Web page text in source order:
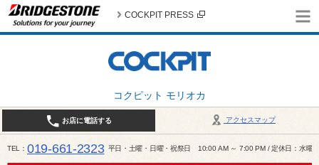
コクピット モリオカ
COCKPIT PRESS
アクセスマップ
お店に電話する
TEL 019-661-2323 平日・土曜・日曜・祝祭日 10:00 AM ～ 7:00 PM / 定休日：水曜